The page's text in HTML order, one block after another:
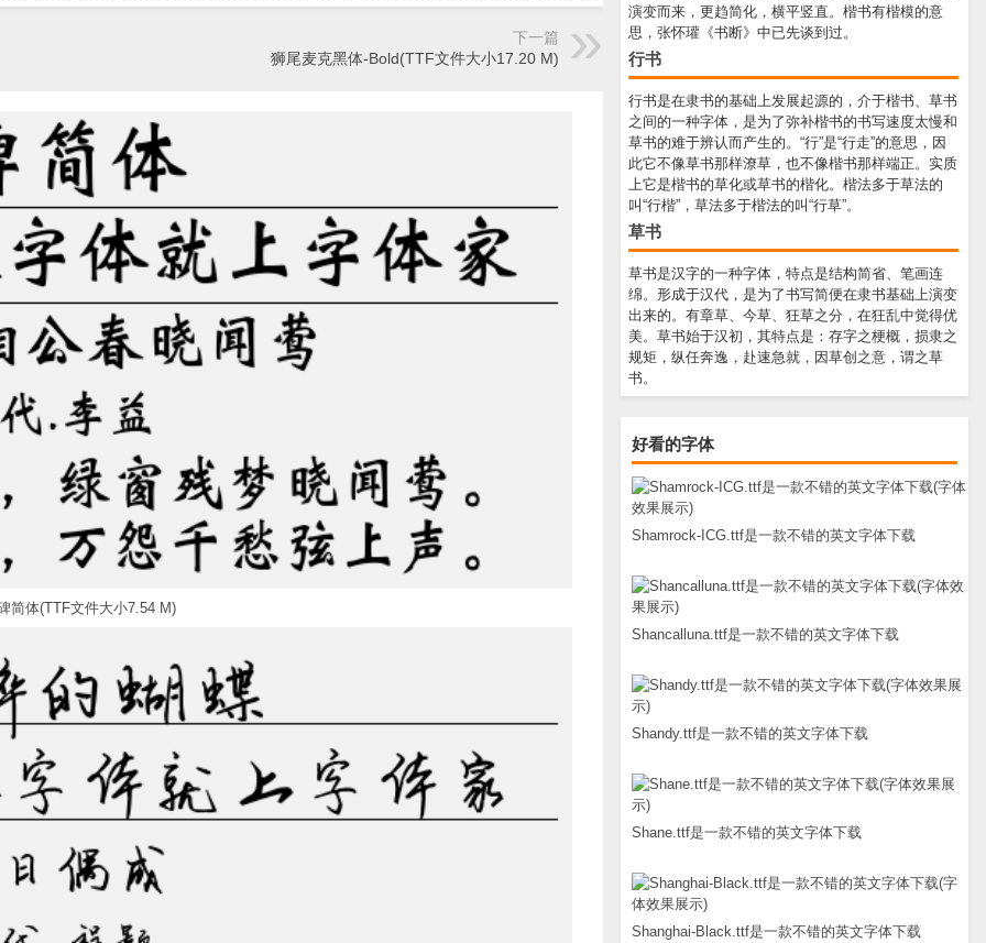
演变而来，更趋简化，横平竖直。楷书有楷模的意
思，张怀瓘《书断》中已先谈到过。
行书
行书是在隶书的基础上发展起源的，介于楷书、草书
之间的一种字体，是为了弥补楷书的书写速度太慢和
草书的难于辨认而产生的。“行”是“行走”的意思，因
此它不像草书那样潦草，也不像楷书那样端正。实质
上它是楷书的草化或草书的楷化。楷法多于草法的
叫“行楷”，草法多于楷法的叫“行草”。
草书
草书是汉字的一种字体，特点是结构简省、笔画连
绵。形成于汉代，是为了书写简便在隶书基础上演变
出来的。有章草、今草、狂草之分，在狂乱中觉得优
美。草书始于汉初，其特点是：存字之梗概，损隶之
规矩，纵任奔逸，赴速急就，因草创之意，谓之草
书。
好看的字体
Shamrock-ICG.ttf是一款不错的英文字体下载
Shancalluna.ttf是一款不错的英文字体下载
Shandy.ttf是一款不错的英文字体下载
Shane.ttf是一款不错的英文字体下载
Shanghai-Black.ttf是一款不错的英文字体下载
下一篇
狮尾麦克黑体-Bold(TTF文件大小17.20 M)
简体(TTF文件大小7.54 M)